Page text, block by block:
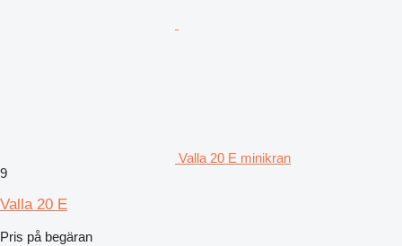
Valla 20 E minikran
9
Valla 20 E
Pris på begäran